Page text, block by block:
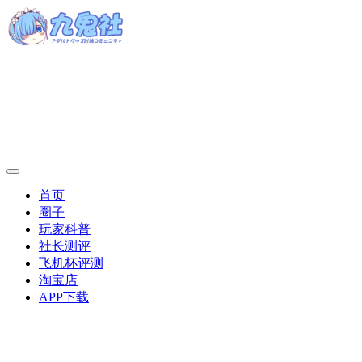
首页
圈子
玩家科普
社长测评
飞机杯评测
淘宝店
APP下载